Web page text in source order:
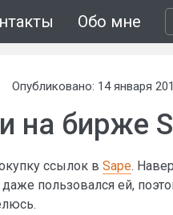
Обо мне
Опубликовано: 14 января
на бирже
ссылок в Sape.
пользовался ей,